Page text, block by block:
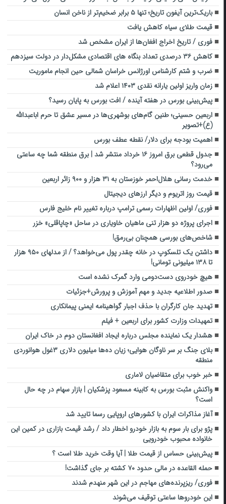
باریک‌ترین آیفون تاریخ؛ تنها ۵ برابر ضخیم‌تر از ناخن انسان
قیمت طلای سیاه کاهش یافت
فوری / تاریخ اخراج افغان‌ها از ایران مشخص شد
کاهش ۳۶ درصدی تعداد بنگاه های اقتصادی مشکل‌دار در دولت سیزدهم
ضرب و شتم کارشناس اورژانس خراسان شمالی حین انجام ماموریت
زمان واریز اولین یارانه نقدی ۱۴۰۳ اعلام شد
پیش‌بینی بورس در هفته آینده / افت بورس به پایان رسید؟
اربعین حسینی؛ طنین گام‌های بوشهری‌ها در مسیر عشق تا حرم اباعبدالله
(ع)+تصویر
اهمیت بودجه برای دلار/ نقطه عطف بورس
جدول قطعی برق امروز ۱۶ خرداد منتشر شد | برق منطقه شما چه ساعتی
می‌رود؟
خدمت رسانی هلال‌احمر خوزستان به ۳۱ هزار و ۹۰۰ زائر اربعین
قیمت روز اتریوم و دیگر ارز‌های دیجیتال
فوری/ اولین اظهارات رسمی ترامپ درباره تغییر نام خلیج فارس
اجرای پروژه دو هزار تنی ماهیان خاویاری در ساحل «چاپاقلی» خزر
شاخص‌های بورسی همچنان بی‌رمق!
داشتن یک تلسکوپ در خانه چقدر پول می‌خواهد؟ / از مدل‎های ۹۵۰ هزار
تا ۱۳۸ میلیونی تومانی!
هیچ خودروی دست‌دومی وارد گمرک نشده است
صدور اطلاعیه جدید و مهم آموزش و پرورش+جزئیات
تهدید جان کارگران با حذف اجبار گواهینامه ایمنی پیمانکاری
تمهیدات وزارت کشور برای اربعین + فیلم
هشدار یک نماینده مجلس درباره ایجاد افغانستان دوم در خاک ایران
بلای جنگ بر سر ناوگان هوایی؛ زیان ده‌ها میلیون دلاری ۳غول هوانوردی
منطقه
خبر خوب برای متقاضیان لاماری
واکنش مثبت بورس به کابینه مسعود پزشکیان | بازار سهام در چه حال
است؟
آغاز مذاکرات ایران با کشورهای اروپایی رسما تایید شد
پژو برای بار سوم به بازار خودرو اخطار داد / رشد قیمت بازاری در کمین این
خانواده محبوب خودرویی
پیش‌بینی حساس از قیمت طلا | آیا وقت خرید طلا است ؟
حمله القاعده در مالی حدود ۷۰ کشته بر جای گذاشت!
فوری/ ریزپرنده‌های مهاجم در این شهر منهدم شدند
این خودروها ساعتی توقیف می‌شوند